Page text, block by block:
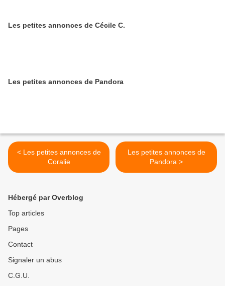
Les petites annonces de Cécile C.
Les petites annonces de Pandora
< Les petites annonces de
Coralie
Les petites annonces de
Pandora >
Hébergé par Overblog
Top articles
Pages
Contact
Signaler un abus
C.G.U.